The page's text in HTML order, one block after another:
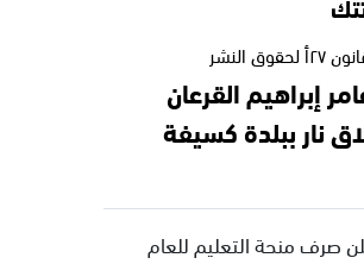
إبراهيم القرعان
نار ببلدة كسيفة
صرف منحة التعليم للعام